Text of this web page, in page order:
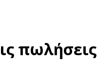
πωλήσεις